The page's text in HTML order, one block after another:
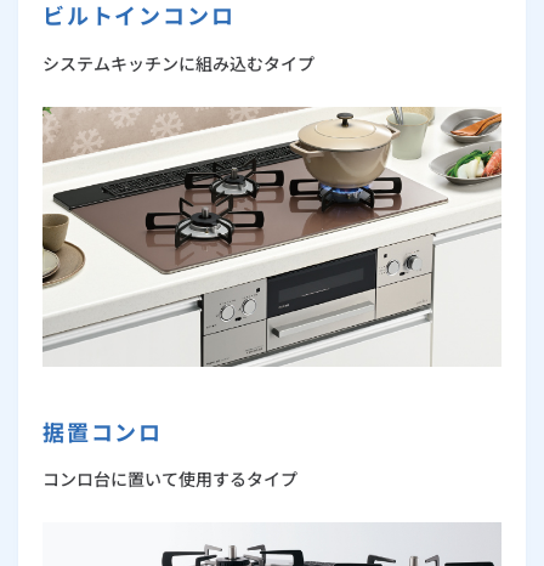
ガス栓の増設 プラスライン
ルームエアコン
スマイルーフ
エコキュート
プリゼロ
関西おでかけ納税
ハウスクリーニング
選ばれるには理由がある 大阪ガスのコンロ
ビルトインコンロ
システムキッチンに組み込むタイプ
据置コンロ
コンロ台に置いて使用するタイプ